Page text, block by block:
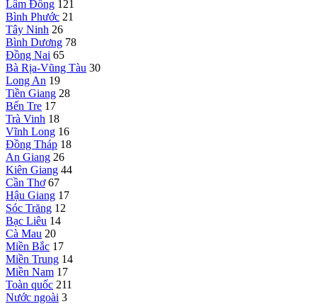
Lâm Đồng 121
Bình Phước 21
Tây Ninh 26
Bình Dương 78
Đồng Nai 65
Bà Rịa-Vũng Tàu 30
Long An 19
Tiền Giang 28
Bến Tre 17
Trà Vinh 18
Vĩnh Long 16
Đồng Tháp 18
An Giang 26
Kiên Giang 44
Cần Thơ 67
Hậu Giang 17
Sóc Trăng 12
Bạc Liêu 14
Cà Mau 20
Miền Bắc 17
Miền Trung 14
Miền Nam 17
Toàn quốc 211
Nước ngoài 3